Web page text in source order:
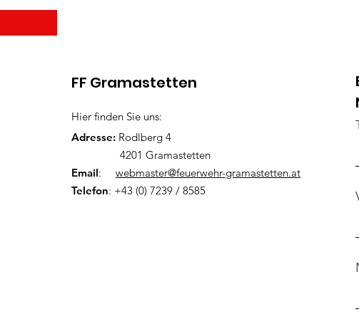
FF Gramastetten
Hier finden Sie uns:
Adresse: Rodlberg 4
4201 Gramastetten
Email: webmaster@feuerwehr-gramastetten.at
Telefon: +43 (0) 7239 / 8585